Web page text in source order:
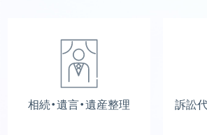
相続・遺言・遺産整理 訴訟